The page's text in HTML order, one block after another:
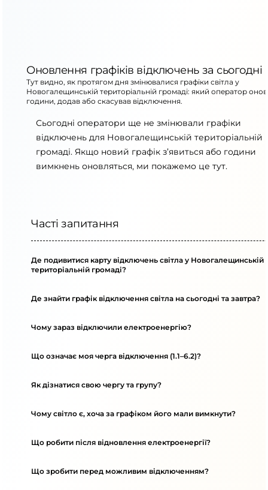
Оновлення графіків відключень за сьогодні
Тут видно, як протягом дня змінювалися графіки світла у
Новогалещинській територіальній громаді: який оператор
години, додав або скасував відключення.
Сьогодні оператори ще не змінювали графіки
відключень для Новогалещинській територіальній
громаді. Якщо новий графік з’явиться або години
вимкнень оновляться, ми покажемо це тут.
Часті запитання
Де подивитися карту відключень світла у Новогалещинській
територіальній громаді?
Де знайти графік відключення світла на сьогодні та завтра?
Чому зараз відключили електроенергію?
Що означає моя черга відключення (1.1–6.2)?
Як дізнатися свою чергу та групу?
Чому світло є, хоча за графіком його мали вимкнути?
Що робити після відновлення електроенергії?
Що зробити перед можливим відключенням?